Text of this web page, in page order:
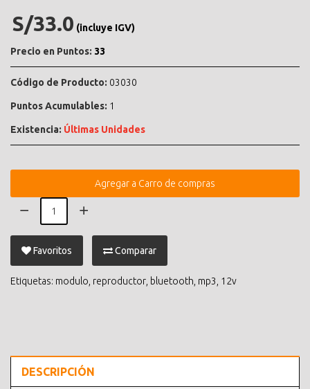
S/33.0 (incluye IGV)
Precio en Puntos: 33
Código de Producto: 03030
Puntos Acumulables: 1
Existencia: Últimas Unidades
Agregar a Carro de compras
Favoritos Comparar
Etiquetas: modulo reproductor bluetooth mp3 12v
DESCRIPCIÓN